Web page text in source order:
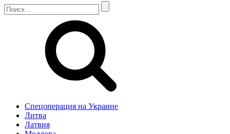
Спецоперация на Украине
Литва
Латвия